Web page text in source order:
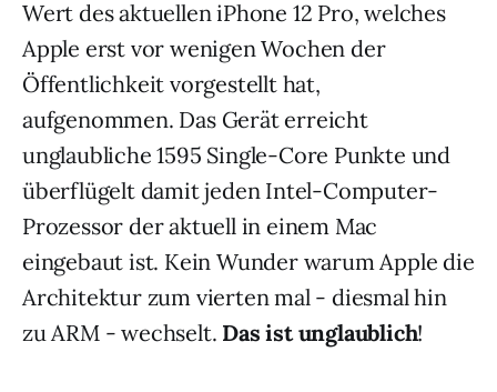
Wert des aktuellen iPhone 12 Pro, welches
Apple erst vor wenigen Wochen der
Öffentlichkeit vorgestellt hat,
aufgenommen. Das Gerät erreicht
unglaubliche 1595 Single-Core Punkte und
überflügelt damit jeden Intel-Computer-
Prozessor der aktuell in einem Mac
eingebaut ist. Kein Wunder warum Apple die
Architektur zum vierten mal - diesmal hin
zu ARM - wechselt. Das ist unglaublich!